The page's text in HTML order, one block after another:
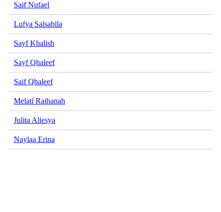
Saif Nufael
Lufya Salsabila
Sayf Khalish
Sayf Qhaleef
Saif Qhaleef
Melati Raihanah
Julita Aliesya
Naylaa Erina